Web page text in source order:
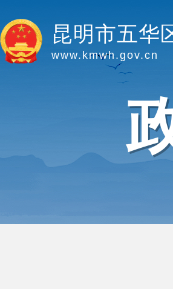
昆明市五华
www.kmwh.gov.cn